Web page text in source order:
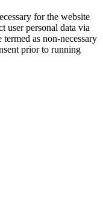
for the website
user personal data via
as non-necessary
prior to running